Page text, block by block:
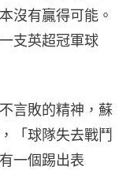
沒有贏得可能。
支英超冠軍球
言敗的精神，蘇
「球隊失去戰鬥
一個踢出表